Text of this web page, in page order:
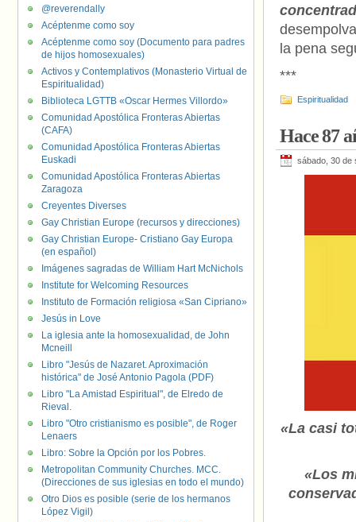
la pena
***
Espiritualidad
Hace 87
sábado, 30 de
«La casi
«Los
@reverendally
Acéptenme como soy
Acéptenme como soy (Documento para padres
de hijos homosexuales)
Activos y Contemplativos (Monasterio Virtual de
Espiritualidad)
Biblioteca LGTTB «Oscar Hermes Villordo»
Comunidad Apostólica Fronteras Abiertas
(CAFA)
Comunidad Apostólica Fronteras Abiertas
Euskadi
Comunidad Apostólica Fronteras Abiertas
Zaragoza
Creyentes Diverses
Gay Christian Europe (recursos y direcciones)
Gay Christian Europe- Cristiano Gay Europa
(en español)
Imágenes sagradas de William Hart McNichols
Institute for Welcoming Resources
Instituto de Formación religiosa «San Cipriano»
Jesús in Love
La iglesia ante la homosexualidad, de John
Mcneill
Libro "Jesús de Nazaret. Aproximación
histórica" de José Antonio Pagola (PDF)
Libro "La Amistad Espiritual", de Elredo de
Rieval.
Libro "Otro cristianismo es posible", de Roger
Lenaers
Libro: Sobre la Opción por los Pobres.
Metropolitan Community Churches. MCC.
(Direcciones de sus iglesias en todo el mundo)
Otro Dios es posible (serie de los hermanos
López Vigil)